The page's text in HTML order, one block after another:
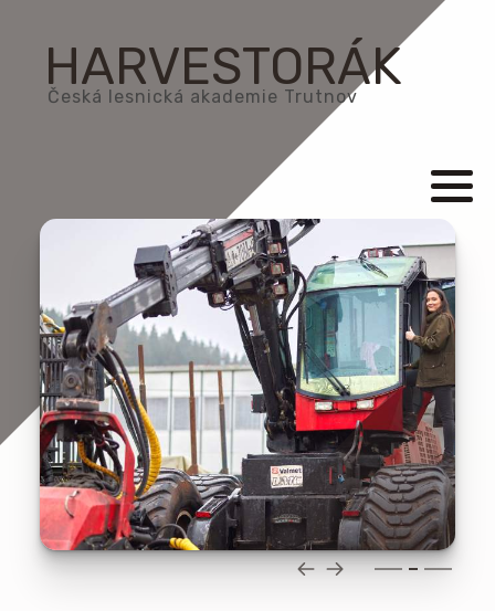
HARVESTORÁK
Česká lesnická akademie Trutnov